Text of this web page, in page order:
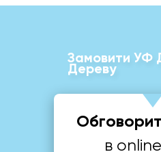
Замовити УФ
Дереву
в